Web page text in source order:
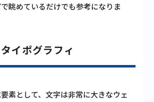
眺めているだけでも参考になりま
イポグラフィ
素として、文字は非常に大きなウェ